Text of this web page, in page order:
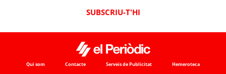
SUBSCRIU-T'HI
Qui som Contacte Serveis de Publicitat Hemeroteca